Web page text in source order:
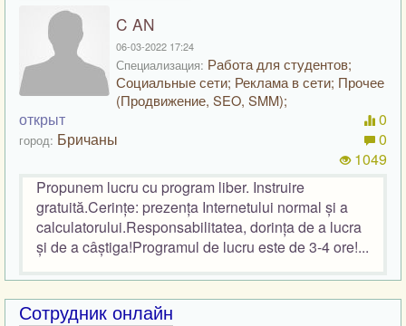
C AN
06-03-2022 17:24
Специализация: Работа для студентов;
Социальные сети; Реклама в сети; Прочее
(Продвижение, SEO, SMM);
открыт
город: Бричаны
0
0
1049
Propunem lucru cu program liber. Instruire
gratuită.Cerințe: prezența Internetului normal și a
calculatorului.Responsabilitatea, dorința de a lucra
și de a câștiga!Programul de lucru este de 3-4 ore!...
Сотрудник онлайн